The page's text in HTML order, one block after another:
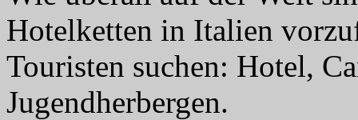
Hotelketten in Italien
Touristen suchen: Hotel,
Jugendherbergen.